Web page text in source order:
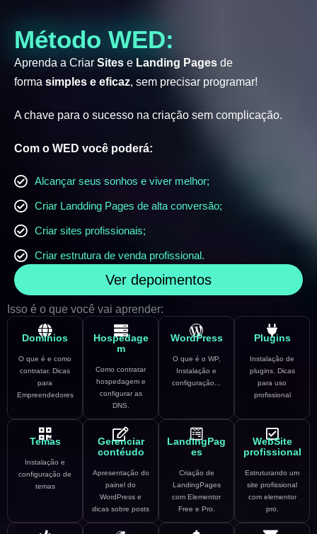
Método WED:
Aprenda a Criar Sites e Landing Pages de
forma simples e eficaz, sem precisar programar!
A chave para o sucesso na criação sem complicação.
Com o WED você poderá:
Alcançar seus sonhos e viver melhor;
Criar Landding Pages de alta conversão;
Criar sites profissionais;
Criar estrutura de venda profissional.
Ver depoimentos
Isso é o que você vai aprender:
Domínios
O que é e como
contratar. Dicas
para
Empreendedores
Hospedage
m
Como contratar
hospedagem e
configurar as
DNS.
WordPress
O que é o WP,
Instalação e
configuração...
Plugins
Instalação de
plugins. Dicas
para uso
profissional
Temas
Instalação e
configuração de
temas
Gerenciar
contéudo
Apresentação do
painel do
WordPress e
dicas sobre posts
LandingPag
es
Criação de
LandingPages
com Elementor
Free e Pro.
WebSite
profissional
Estruturando um
site profissional
com elementor
pro.